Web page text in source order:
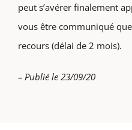
peut s’avérer finalement
vous être communiqué
recours (délai de 2 mois).
– Publié le 23/09/20